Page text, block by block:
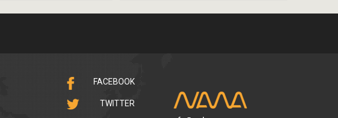
FACEBOOK
TWITTER